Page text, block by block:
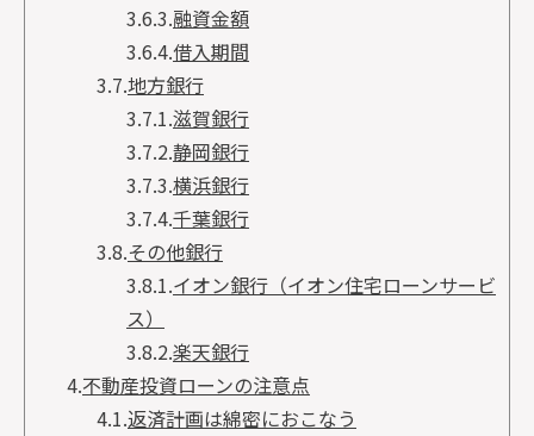
3.6.3.融資金額
3.6.4.借入期間
3.7.地方銀行
3.7.1.滋賀銀行
3.7.2.静岡銀行
3.7.3.横浜銀行
3.7.4.千葉銀行
3.8.その他銀行
3.8.1.イオン銀行（イオン住宅ローンサービ
ス）
3.8.2.楽天銀行
4.不動産投資ローンの注意点
4.1.返済計画は綿密におこなう